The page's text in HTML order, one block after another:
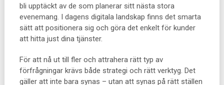
bli upptäckt av de som planerar sitt nästa stora
evenemang. I dagens digitala landskap finns det smarta
sätt att positionera sig och göra det enkelt för kunder
att hitta just dina tjänster.
För att nå ut till fler och attrahera rätt typ av
förfrågningar krävs både strategi och rätt verktyg. Det
gäller att inte bara synas – utan att synas på rätt ställen